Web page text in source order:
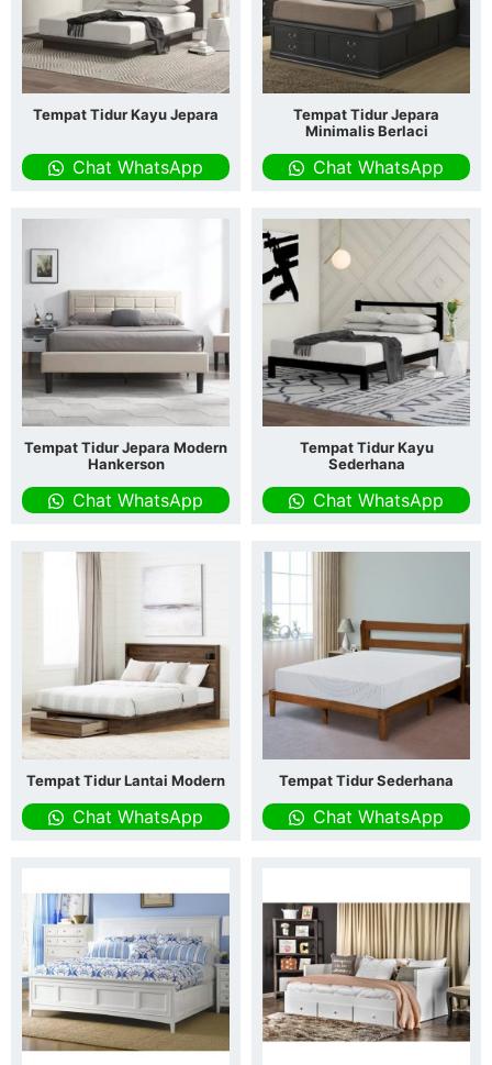
Tempat Tidur Kayu Jepara
Chat WhatsApp
Tempat Tidur Jepara
Minimalis Berlaci
Chat WhatsApp
Tempat Tidur Jepara Modern
Hankerson
Chat WhatsApp
Tempat Tidur Kayu
Sederhana
Chat WhatsApp
Tempat Tidur Lantai Modern
Chat WhatsApp
Tempat Tidur Sederhana
Chat WhatsApp